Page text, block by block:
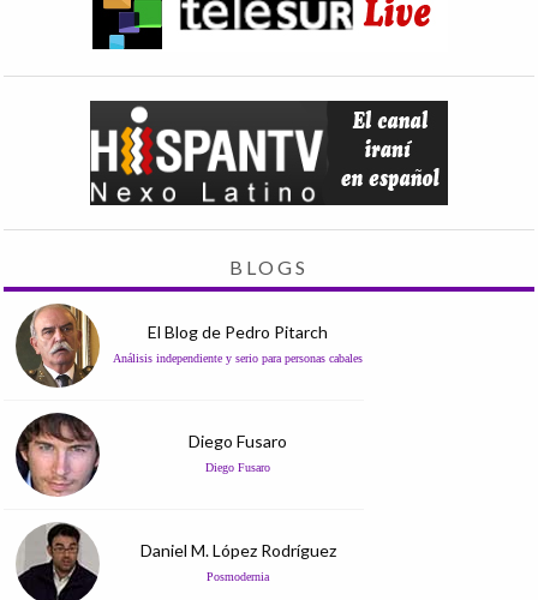
BLOGS
El Blog de Pedro Pitarch
Análisis independiente y serio para personas cabales
Diego Fusaro
Diego Fusaro
Daniel M. López Rodríguez
Posmodernia